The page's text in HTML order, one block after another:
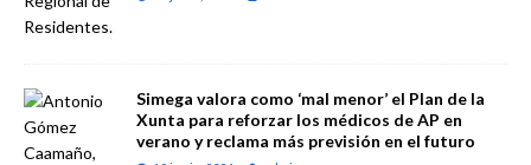
Simega valora como ‘mal menor’ el Plan de la
Xunta para reforzar los médicos de AP en
verano y reclama más previsión en el futuro